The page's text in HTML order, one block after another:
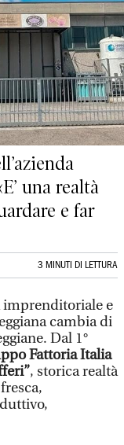
una realtà
e far
3 MINUTI DI LETTURA
imprenditoriale e
cambia di
Dal 1°
Fattoria Italia
, storica realtà